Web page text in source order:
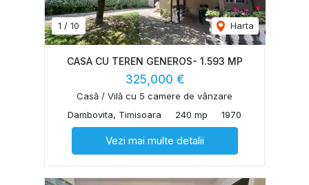
1 / 10 Harta
CASA CU TEREN GENEROS- 1.593 MP
325,000 €
Casă / Vilă cu 5 camere de vânzare
Dambovita, Timisoara
240 mp 1970
Vezi mai multe detalii